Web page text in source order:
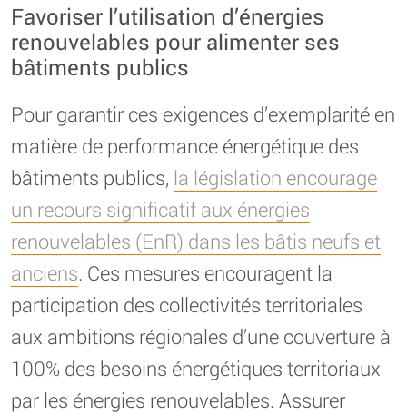
Favoriser l’utilisation d’énergies
renouvelables pour alimenter ses
bâtiments publics
Pour garantir ces exigences d’exemplarité en
matière de performance énergétique des
bâtiments publics, la législation encourage
un recours significatif aux énergies
renouvelables (EnR) dans les bâtis neufs et
anciens. Ces mesures encouragent la
participation des collectivités territoriales
aux ambitions régionales d’une couverture à
100% des besoins énergétiques territoriaux
par les énergies renouvelables. Assurer